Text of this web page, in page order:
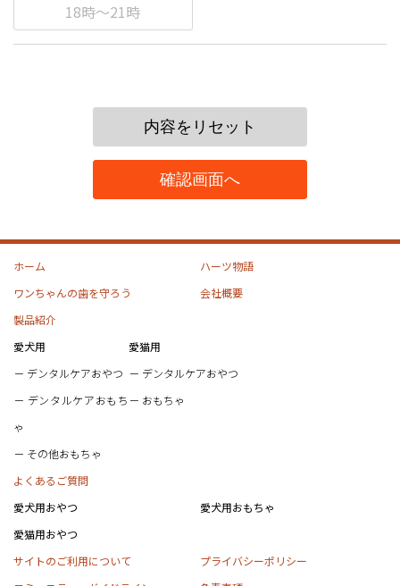
18時～21時
ホーム
ハーツ物語
ワンちゃんの歯を守ろう
会社概要
製品紹介
愛犬用
デンタルケアおやつ
デンタルケアおもち
ゃ
その他おもちゃ
愛猫用
デンタルケアおやつ
おもちゃ
よくあるご質問
愛犬用おやつ
愛犬用おもちゃ
愛猫用おやつ
サイトのご利用について
プライバシーポリシー